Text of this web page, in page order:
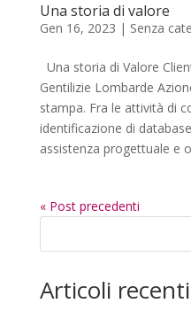
Una storia di valore
Gen 16, 2023 | Senza
Una storia di Valore
Gentilizie Lombarde
stampa. Fra le attività di
identificazione di
assistenza progettuale e
« Post precedenti
Articoli recenti